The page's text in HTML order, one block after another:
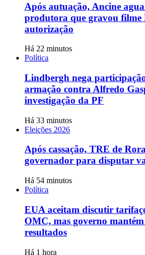
Após autuação, Ancine
produtora que gravou filme
autorização
Há 22 minutos
Política
Lindbergh nega
armação contra Alfredo
investigação da PF
Há 33 minutos
Eleições 2026
Após cassação, TRE de
governador para disputar
Há 54 minutos
Política
EUA aceitam discutir
OMC, mas governo
resultados
Há 1 hora